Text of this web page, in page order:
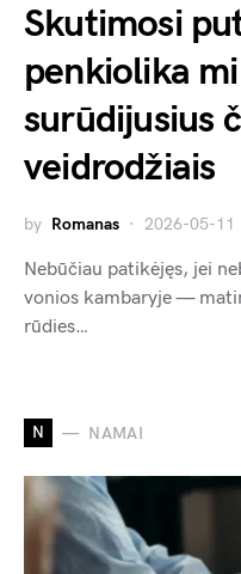
Skutimosi
penkiolika
surūdijusius
veidrodžiais
by Romanas 2026-05-11
Nebūčiau patikėjęs, jei
vonios kambaryje —
rūdies…
N NAMAI